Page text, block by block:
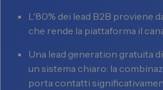
L'80% dei lead B2B proviene
che rende la piattaforma il
Una lead generation gratuita
un sistema chiaro: la
porta contatti